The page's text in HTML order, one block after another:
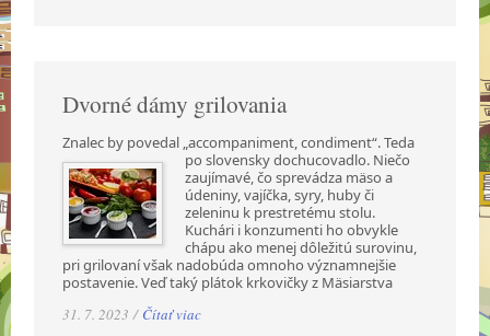
Dvorné dámy grilovania
Znalec by povedal „accompaniment, condiment“. Teda
po slovensky dochucovadlo. Niečo
zaujímavé, čo sprevádza mäso a
údeniny, vajíčka, syry, huby či
zeleninu k prestretému stolu.
Kuchári i konzumenti ho obvykle
chápu ako menej dôležitú surovinu,
pri grilovaní však nadobúda omnoho významnejšie
postavenie. Veď taký plátok krkovičky z Mäsiarstva
31. 7. 2023 / Čítať viac